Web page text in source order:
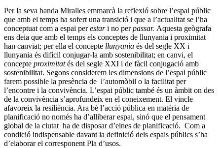
Per la seva banda Miralles emmarcà la reflexió sobre l’espai públic
que amb el temps ha sofert una transició i que a l’actualitat se l’ha
conceptuat com a espai perestari no perpassar. Aquesta geògrafa
ens deia que amb el temps els conceptes de llunyania i proximitat
han canviat; per ella el concepte llunyania és del segle XX i
llunyania és difícil conjugar-la amb sostenibilitat; en canvi, el
concepte proximitatés del segle XXI i de fàcil conjugació amb
sostenibilitat. Segons considerem les dimensions de l’espai públic
farem possible la presència de l’automòbil o la facilitat per
l’encontre i la convivència. L’espai públic també és un àmbit on des
de la convivència s’aprofundeix en el coneixement. El vincle
afavoreix la resiliència. Ara bé l’acció pública en matèria de
planificació no només ha d’alliberar espai, sinó que el pensament
global de la ciutat ha de disposar d’eines de planificació. Com a
condició indispensable davant la definició dels espais públics s’ha
d’elaborar el corresponent Pla d’usos.